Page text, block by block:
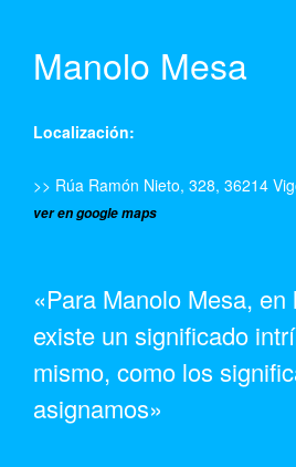
Manolo Mesa
Localización:
>> Rúa Ramón Nieto, 328, 36214
ver en google maps
«Para Manolo Mesa, en
existe un significado
mismo, como los
asignamos»